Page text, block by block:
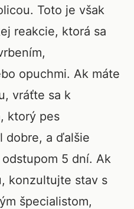
Toto je však
reakcie, ktorá sa
opuchmi. Ak máte
vráťte sa k
ktorý pes
dobre, a ďalšie
5 dní. Ak
konzultujte stav s
špecialistom,